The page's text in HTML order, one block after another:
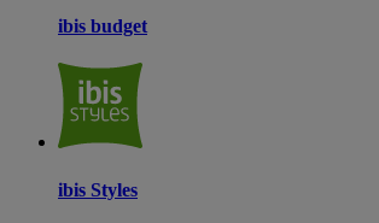
ibis budget
ibis Styles